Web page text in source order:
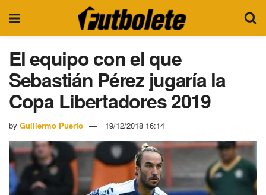
El equipo con el que
Sebastián Pérez jugaría la
Copa Libertadores 2019
by Guillermo Puerto 19/12/2018 16:14